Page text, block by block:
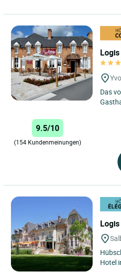
Das
und
9.5/10
(154 Kundenmeinungen)
Hotel